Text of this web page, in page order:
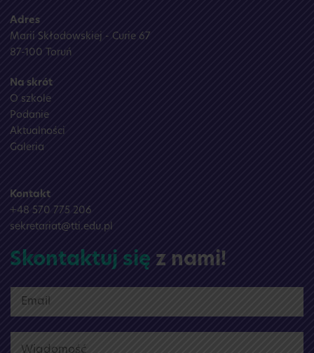
Adres
Marii Skłodowskiej - Curie 67
87-100 Toruń
Na skrót
O szkole
Podanie
Aktualności
Galeria
Kontakt
+48 570 775 206
sekretariat@tti.edu.pl
Skontaktuj się z nami!